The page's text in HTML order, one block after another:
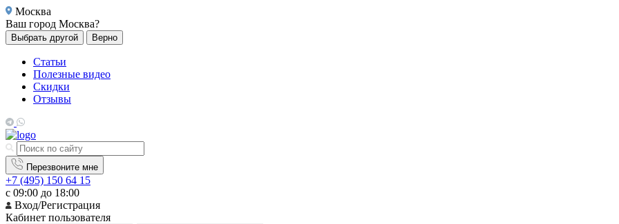
Москва
Ваш город Москва?
Выбрать другой Верно
Статьи
Полезные видео
Скидки
Отзывы
Перезвоните мне
+7 (495) 150 64 15
с 09:00 до 18:00
Вход/Регистрация
Кабинет пользователя